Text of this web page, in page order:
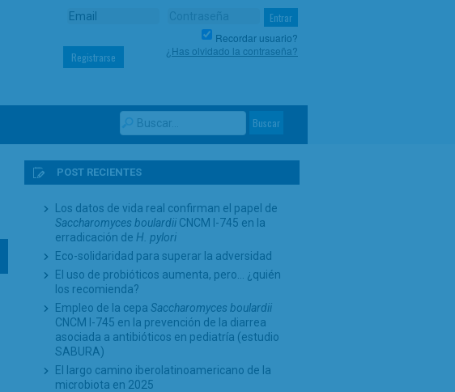
Recordar usuario?
Registrarse
¿Has olvidado la contraseña?
POST RECIENTES
Los datos de vida real confirman el papel de
Saccharomyces boulardii CNCM I-745 en la
erradicación de H. pylori
Eco-solidaridad para superar la adversidad
El uso de probióticos aumenta, pero… ¿quién
los recomienda?
Empleo de la cepa Saccharomyces boulardii
CNCM I-745 en la prevención de la diarrea
asociada a antibióticos en pediatría (estudio
SABURA)
El largo camino iberolatinoamericano de la
microbiota en 2025